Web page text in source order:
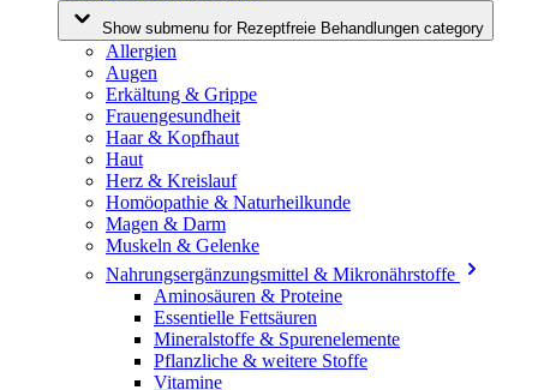
Show submenu for Rezeptfreie Behandlungen category
Allergien
Augen
Erkältung & Grippe
Frauengesundheit
Haar & Kopfhaut
Haut
Herz & Kreislauf
Homöopathie & Naturheilkunde
Magen & Darm
Muskeln & Gelenke
Nahrungsergänzungsmittel & Mikronährstoffe
Aminosäuren & Proteine
Essentielle Fettsäuren
Mineralstoffe & Spurenelemente
Pflanzliche & weitere Stoffe
Vitamine